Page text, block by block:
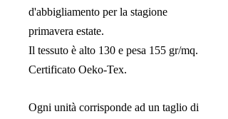
d'abbigliamento per la stagione
primavera estate.
Il tessuto è alto 130 e pesa 155 gr/mq.
Certificato Oeko-Tex.
Ogni unità corrisponde ad un taglio di